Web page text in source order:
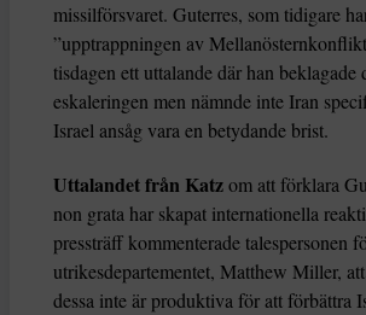
missilförsvaret. Guterres, som tidigare
”upptrappningen av
tisdagen ett uttalande där han beklagade
eskaleringen men nämnde inte Iran
Israel ansåg vara en betydande brist.
Uttalandet från Katzom att förklara
non grata har skapat internationella
pressträff kommenterade talespersonen
utrikesdepartementet, Matthew Miller,
dessa inte är produktiva för att förbättra